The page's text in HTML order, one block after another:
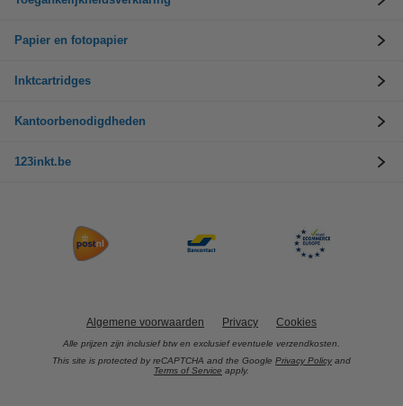
Papier en fotopapier
Inktcartridges
Kantoorbenodigdheden
123inkt.be
Algemene voorwaarden Privacy Cookies
Alle prijzen zijn inclusief btw en exclusief eventuele verzendkosten.
This site is protected by reCAPTCHA and the Google Privacy Policy and
Terms of Service apply.